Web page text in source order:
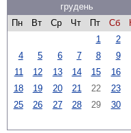
грудень
Пн
Вт Ср Чт Пт Сб
1
2
4
5 6 7 8 9
11
12 13 14 15 16
18
19 20 21 22 23
25
26 27 28 29 30